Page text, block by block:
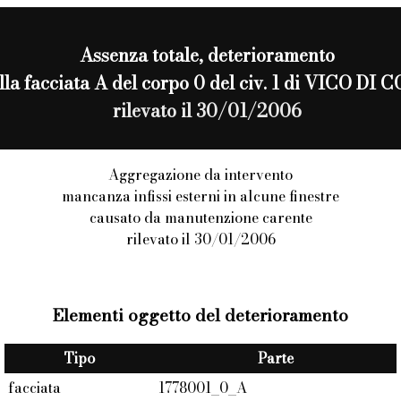
Assenza totale, deterioramento
facciata A del corpo 0 del civ. 1 di VICO DI
rilevato il 30/01/2006
Aggregazione da intervento
mancanza infissi esterni in alcune finestre
causato da manutenzione carente
rilevato il 30/01/2006
Elementi oggetto del deterioramento
Tipo
Parte
facciata
1778001_0_A